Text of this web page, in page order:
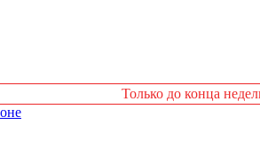
Только до конца